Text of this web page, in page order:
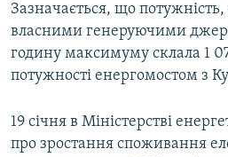
Зазначається, що
власними генеруючими
годину максимуму склала 1
потужності енергомостом з
19 січня в Міністерстві
про зростання споживання